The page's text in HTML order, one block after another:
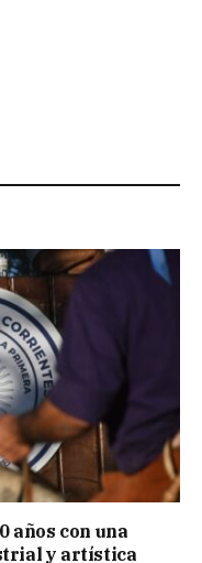
años con una
y artística